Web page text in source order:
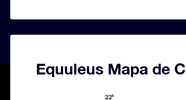
Equuleus Mapa de